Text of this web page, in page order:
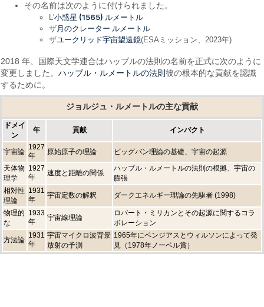
その名前は次のように付けられました。
L'小惑星 (1565) ルメートル
ザ月のクレーター ルメートル
ザユークリッド宇宙望遠鏡(ESAミッション、2023年)
2018 年、国際天文学連合はハッブルの法則の名前を正式に次のように
変更しました。ハッブル・ルメートルの法則彼の根本的な貢献を認識
するために。
ジョルジュ・ルメートルの主な貢献
ドメイ
ン
年 貢献 インパクト
宇宙論
1927
年
原始原子の理論
ビッグバン理論の基礎、宇宙の起源
天体物
理学
1927
年
速度と距離の関係
ハッブル・ルメートルの法則の根拠、宇宙の
膨張
相対性
理論
1931
年
宇宙定数の解釈 ダークエネルギー理論の先駆者 (1998)
物理的
な
1933
年
宇宙線理論
ロバート・ミリカンとその起源に関するコラ
ボレーション
方法論
1931
年
宇宙マイクロ波背景
放射の予測
1965年にペンジアスとウィルソンによって発
見（1978年ノーベル賞）